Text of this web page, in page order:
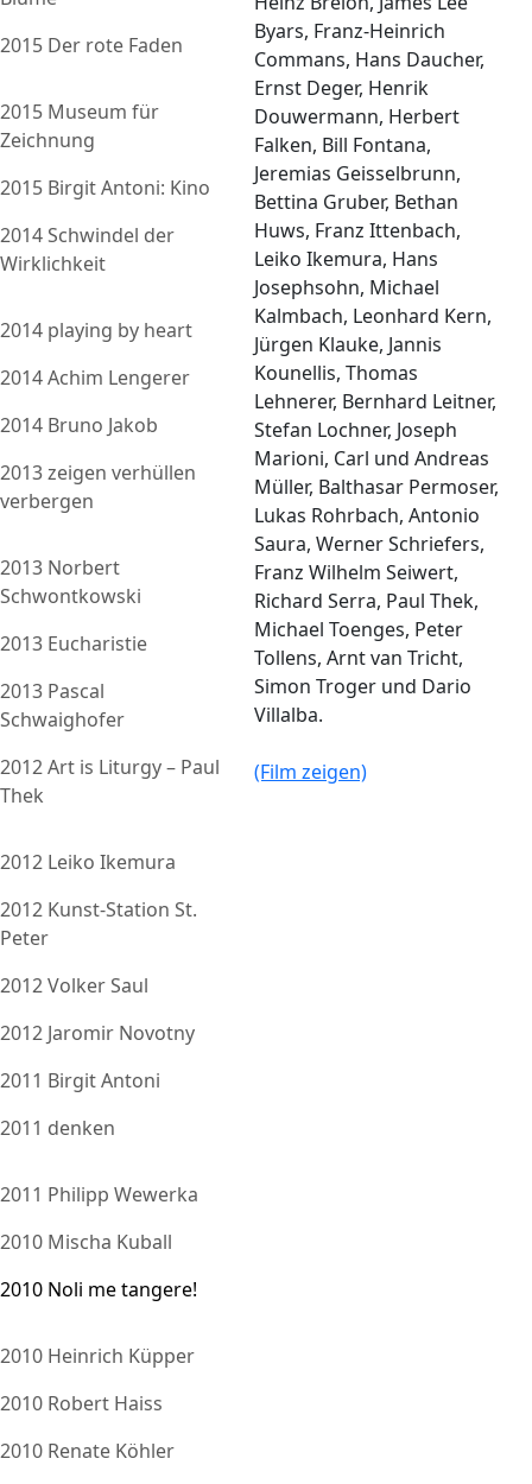
2015 Der rote Faden
2015 Museum für
Zeichnung
2015 Birgit Antoni: Kino
2014 Schwindel der
Wirklichkeit
2014 playing by heart
2014 Achim Lengerer
2014 Bruno Jakob
2013 zeigen verhüllen
verbergen
2013 Norbert
Schwontkowski
2013 Eucharistie
2013 Pascal
Schwaighofer
2012 Art is Liturgy – Paul
Thek
2012 Leiko Ikemura
2012 Kunst-Station St.
Peter
2012 Volker Saul
2012 Jaromir Novotny
2011 Birgit Antoni
2011 denken
2011 Philipp Wewerka
2010 Mischa Kuball
2010 Noli me tangere!
2010 Heinrich Küpper
2010 Robert Haiss
2010 Renate Köhler
Byars, Franz-Heinrich
Commans, Hans Daucher,
Ernst Deger, Henrik
Douwermann, Herbert
Falken, Bill Fontana,
Jeremias Geisselbrunn,
Bettina Gruber, Bethan
Huws, Franz Ittenbach,
Leiko Ikemura, Hans
Josephsohn, Michael
Kalmbach, Leonhard Kern,
Jürgen Klauke, Jannis
Kounellis, Thomas
Lehnerer, Bernhard Leitner,
Stefan Lochner, Joseph
Marioni, Carl und Andreas
Müller, Balthasar Permoser,
Lukas Rohrbach, Antonio
Saura, Werner Schriefers,
Franz Wilhelm Seiwert,
Richard Serra, Paul Thek,
Michael Toenges, Peter
Tollens, Arnt van Tricht,
Simon Troger und Dario
Villalba.
(Film zeigen)